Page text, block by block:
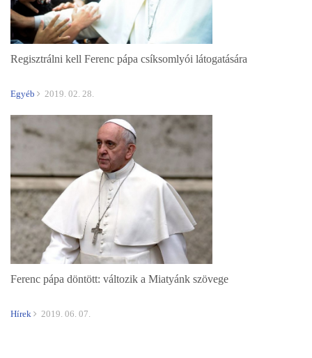
Regisztrálni kell Ferenc pápa csíksomlyói látogatására
Egyéb 2019. 02. 28.
Ferenc pápa döntött: változik a Miatyánk szövege
Hírek 2019. 06. 07.